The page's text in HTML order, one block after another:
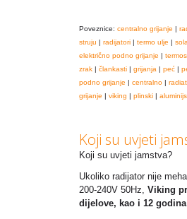
Poveznice: centralno grijanje |
struju | radijatori | termo ulje |
električno podno grijanje |
zrak | člankasti | grijanja | peć |
podno grijanje | centralno |
grijanje | viking | plinski |
Koji su uvjeti
Koji su uvjeti jamstva?
Ukoliko radijator nije
200-240V 50Hz, Viking
dijelove, kao i 12